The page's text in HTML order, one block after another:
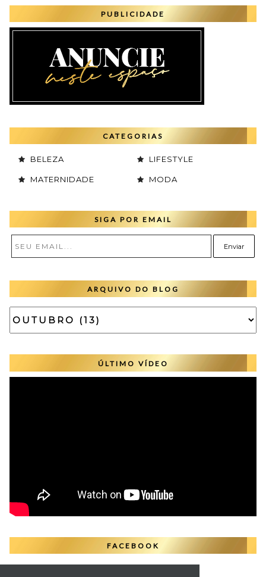
PUBLICIDADE
CATEGORIAS
BELEZA LIFESTYLE
MATERNIDADE MODA
SIGA POR EMAIL
ARQUIVO DO BLOG
ÚLTIMO VÍDEO
FACEBOOK